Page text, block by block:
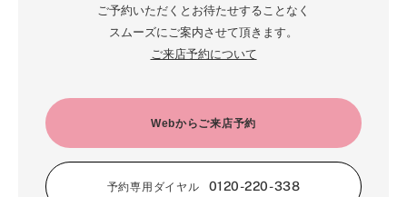
ご予約いただくとお待たせすることなく
スムーズにご案内させて頂きます。
ご来店予約について
Webからご来店予約
予約専用ダイヤル 0120-220-338